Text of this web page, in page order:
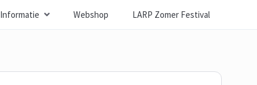
Informatie Webshop LARP Zomer Festival